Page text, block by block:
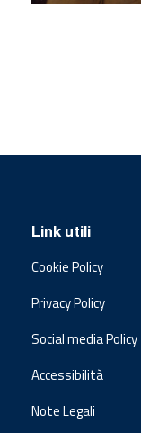
Link utili
Cookie Policy
Privacy Policy
Social media Policy
Accessibilità
Note Legali